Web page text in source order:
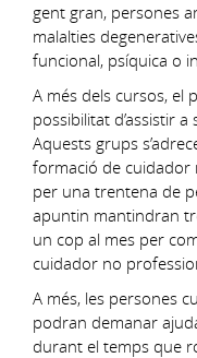
gent gran, persones
malalties
funcional, psíquica o
A més dels cursos, el
possibilitat d’assistir
Aquests grups
formació de cuidador
per una trentena de
apuntin mantindran
un cop al mes per
cuidador no
A més, les persones
podran demanar
durant el temps que